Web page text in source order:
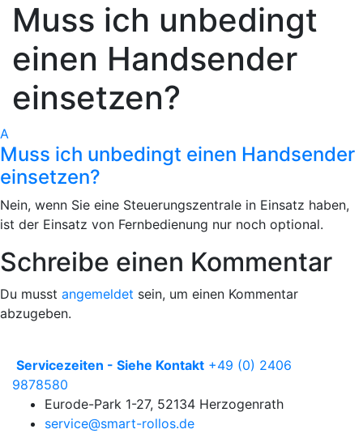
Muss ich unbedingt
einen Handsender
einsetzen?
A
Muss ich unbedingt einen Handsender
einsetzen?
Nein, wenn Sie eine Steuerungszentrale in Einsatz haben,
ist der Einsatz von Fernbedienung nur noch optional.
Schreibe einen Kommentar
Du musst angemeldet sein, um einen Kommentar
abzugeben.
Servicezeiten - Siehe Kontakt +49 (0) 2406
9878580
Eurode-Park 1-27, 52134 Herzogenrath
service@smart-rollos.de